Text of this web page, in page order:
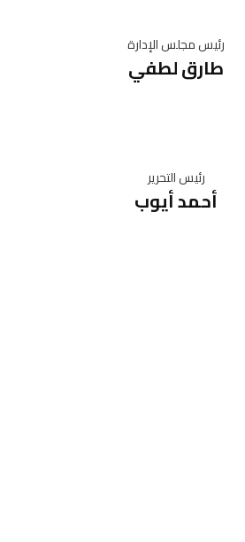
رئيس مجلس الإدارة
طارق لطفي
رئيس التحرير
أحمد أيوب